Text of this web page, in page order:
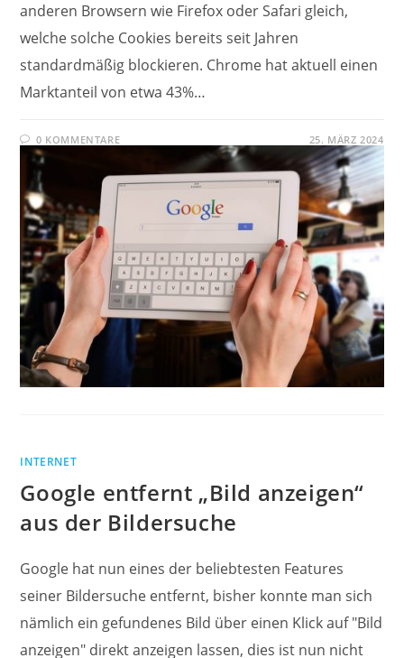
anderen Browsern wie Firefox oder Safari gleich,
welche solche Cookies bereits seit Jahren
standardmäßig blockieren. Chrome hat aktuell einen
Marktanteil von etwa 43%…
0 KOMMENTARE 25. MÄRZ 2024
INTERNET
Google entfernt „Bild anzeigen“
aus der Bildersuche
Google hat nun eines der beliebtesten Features
seiner Bildersuche entfernt, bisher konnte man sich
nämlich ein gefundenes Bild über einen Klick auf "Bild
anzeigen" direkt anzeigen lassen, dies ist nun nicht